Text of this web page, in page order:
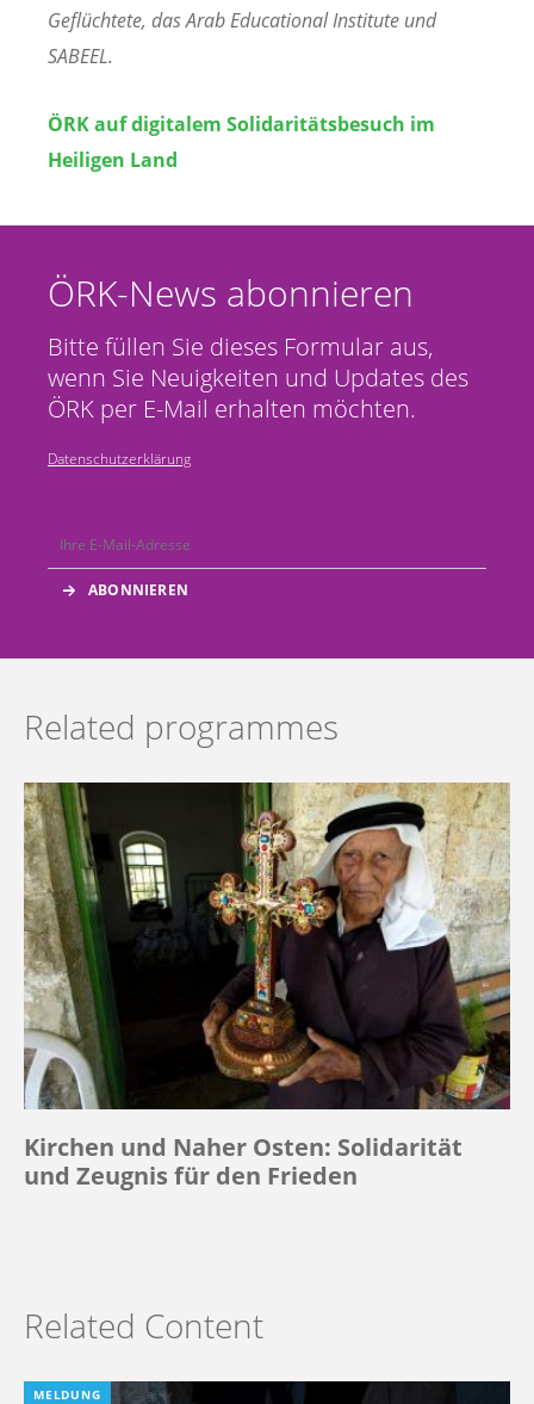
Geflüchtete, das Arab Educational Institute und
SABEEL.
ÖRK auf digitalem Solidaritätsbesuch im
Heiligen Land
ÖRK-News abonnieren
Bitte füllen Sie dieses Formular aus,
wenn Sie Neuigkeiten und Updates des
ÖRK per E-Mail erhalten möchten.
Datenschutzerklärung
Related programmes
Kirchen und Naher Osten: Solidarität
und Zeugnis für den Frieden
Related Content
MELDUNG